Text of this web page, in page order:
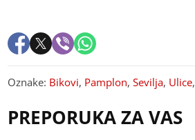
Oznake: Bikovi, Pamplon,Sevilja, Ulice,
PREPORUKA ZA VAS